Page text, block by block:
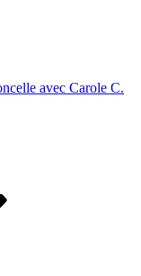
avec Carole C.